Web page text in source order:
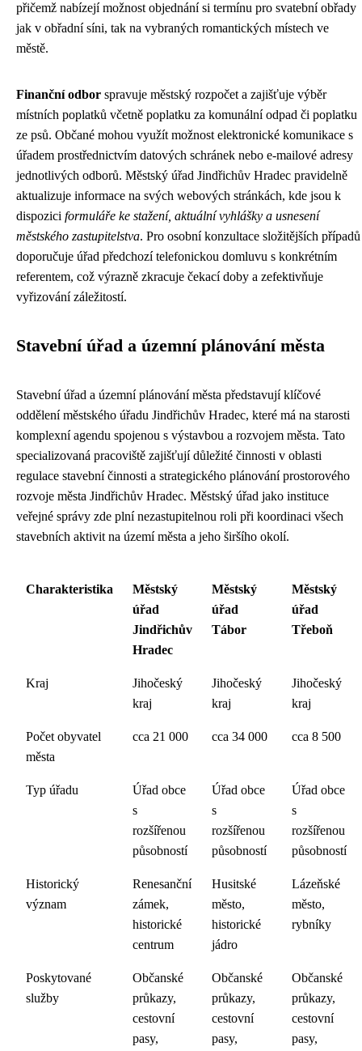
přičemž nabízejí možnost objednání si termínu pro svatební obřady
jak v obřadní síni, tak na vybraných romantických místech ve
městě.
Finanční odbor spravuje městský rozpočet a zajišťuje výběr
místních poplatků včetně poplatku za komunální odpad či poplatku
ze psů. Občané mohou využít možnost elektronické komunikace s
úřadem prostřednictvím datových schránek nebo e-mailové adresy
jednotlivých odborů. Městský úřad Jindřichův Hradec pravidelně
aktualizuje informace na svých webových stránkách, kde jsou k
dispozici formuláře ke stažení, aktuální vyhlášky a usnesení
městského zastupitelstva. Pro osobní konzultace složitějších případů
doporučuje úřad předchozí telefonickou domluvu s konkrétním
referentem, což výrazně zkracuje čekací doby a zefektivňuje
vyřizování záležitostí.
Stavební úřad a územní plánování města
Stavební úřad a územní plánování města představují klíčové
oddělení městského úřadu Jindřichův Hradec, které má na starosti
komplexní agendu spojenou s výstavbou a rozvojem města. Tato
specializovaná pracoviště zajišťují důležité činnosti v oblasti
regulace stavební činnosti a strategického plánování prostorového
rozvoje města Jindřichův Hradec. Městský úřad jako instituce
veřejné správy zde plní nezastupitelnou roli při koordinaci všech
stavebních aktivit na území města a jeho širšího okolí.
Charakteristika
Městský
úřad
Jindřichův
Hradec
Městský
úřad
Tábor
Městský
úřad
Třeboň
Kraj
Jihočeský
kraj
Jihočeský
kraj
Jihočeský
kraj
Počet obyvatel
města
cca 21 000 cca 34 000 cca 8 500
Typ úřadu
Úřad obce
s
rozšířenou
působností
Úřad obce
s
rozšířenou
působností
Úřad obce
s
rozšířenou
působností
Historický
význam
Renesanční
zámek,
historické
centrum
Husitské
město,
historické
jádro
Lázeňské
město,
rybníky
Poskytované
služby
Občanské
průkazy,
cestovní
pasy,
Občanské
průkazy,
cestovní
pasy,
Občanské
průkazy,
cestovní
pasy,